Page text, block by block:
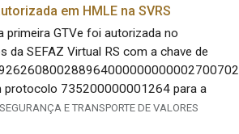
em HMLE na SVRS
primeira GTVe foi autorizada no
da SEFAZ Virtual RS com a chave de
protocolo 735200000001264 para a
E TRANSPORTE DE VALORES